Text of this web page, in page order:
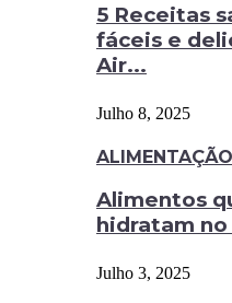
5 Receitas
fáceis e
Air...
Julho 8, 2025
ALIMENTAÇÃO
Alimentos
hidratam no
Julho 3, 2025